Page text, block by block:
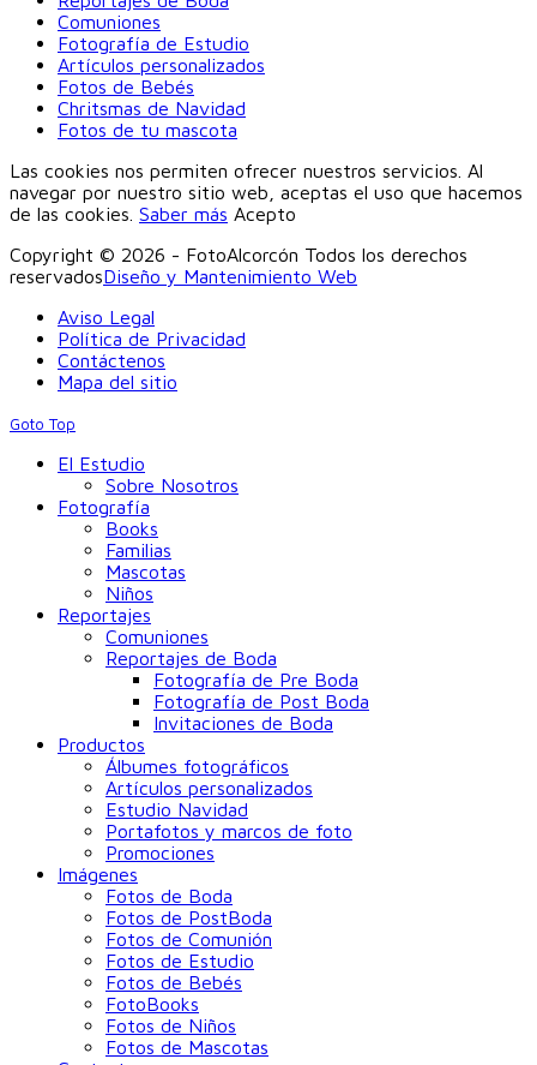
Comuniones
Fotografía de Estudio
Artículos personalizados
Fotos de Bebés
Chritsmas de Navidad
Fotos de tu mascota
Las cookies nos permiten ofrecer nuestros servicios. Al
navegar por nuestro sitio web, aceptas el uso que hacemos
de las cookies. Saber más Acepto
Copyright © 2026 - FotoAlcorcón Todos los derechos
reservadosDiseño y Mantenimiento Web
Aviso Legal
Política de Privacidad
Contáctenos
Mapa del sitio
Goto Top
El Estudio
Sobre Nosotros
Fotografía
Books
Familias
Mascotas
Niños
Reportajes
Comuniones
Reportajes de Boda
Fotografía de Pre Boda
Fotografía de Post Boda
Invitaciones de Boda
Productos
Álbumes fotográficos
Artículos personalizados
Estudio Navidad
Portafotos y marcos de foto
Promociones
Imágenes
Fotos de Boda
Fotos de PostBoda
Fotos de Comunión
Fotos de Estudio
Fotos de Bebés
FotoBooks
Fotos de Niños
Fotos de Mascotas